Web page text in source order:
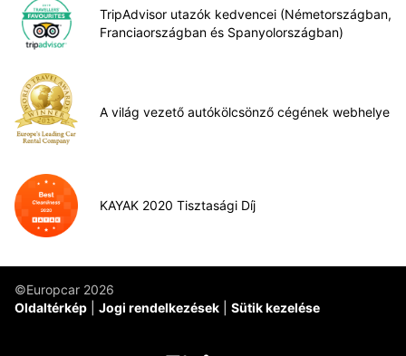
TripAdvisor utazók kedvencei (Németországban,
Franciaországban és Spanyolországban)
A világ vezető autókölcsönző cégének webhelye
KAYAK 2020 Tisztasági Díj
©Europcar 2026
Oldaltérkép
Jogi rendelkezések Sütik kezelése